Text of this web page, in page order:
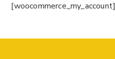
[woocommerce_my_account]